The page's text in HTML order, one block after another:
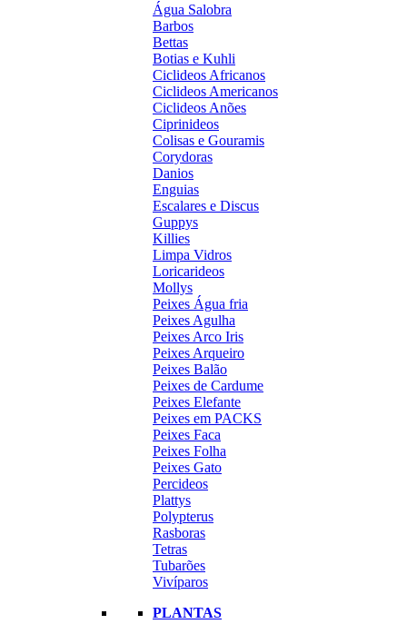
Água Salobra
Barbos
Bettas
Botias e Kuhli
Ciclideos Africanos
Ciclideos Americanos
Ciclideos Anões
Ciprinideos
Colisas e Gouramis
Corydoras
Danios
Enguias
Escalares e Discus
Guppys
Killies
Limpa Vidros
Loricarideos
Mollys
Peixes Água fria
Peixes Agulha
Peixes Arco Iris
Peixes Arqueiro
Peixes Balão
Peixes de Cardume
Peixes Elefante
Peixes em PACKS
Peixes Faca
Peixes Folha
Peixes Gato
Percideos
Plattys
Polypterus
Rasboras
Tetras
Tubarões
Vivíparos
PLANTAS